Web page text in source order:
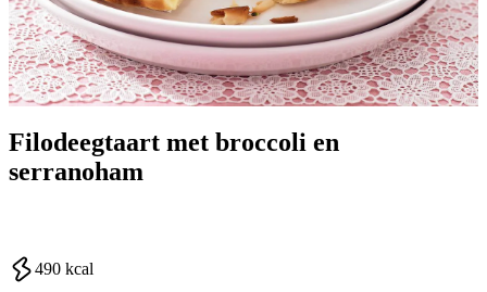
Filodeegtaart met broccoli en
serranoham
490 kcal